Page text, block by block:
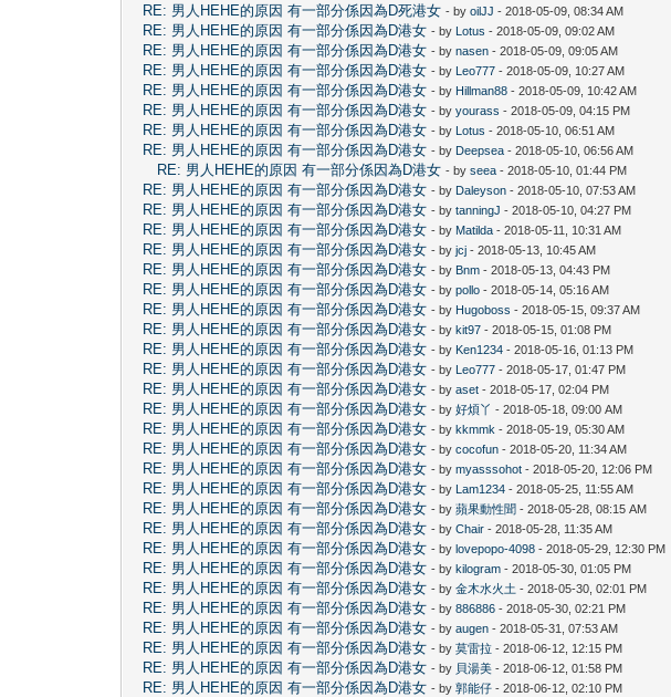
RE: 男人HEHE的原因 有一部分係因為D死港女 - byoilJJ - 2018-05-09, 08:34 AM
RE: 男人HEHE的原因 有一部分係因為D港女 - by Lotus - 2018-05-09, 09:02 AM
RE: 男人HEHE的原因 有一部分係因為D港女 - bynasen - 2018-05-09, 09:05 AM
RE: 男人HEHE的原因 有一部分係因為D港女 - by Leo777 - 2018-05-09, 10:27 AM
RE: 男人HEHE的原因 有一部分係因為D港女 - by Hillman88 - 2018-05-09, 10:42 AM
RE: 男人HEHE的原因 有一部分係因為D港女 - byyourass - 2018-05-09, 04:15 PM
RE: 男人HEHE的原因 有一部分係因為D港女 - by Lotus - 2018-05-10, 06:51 AM
RE: 男人HEHE的原因 有一部分係因為D港女 - by Deepsea - 2018-05-10, 06:56 AM
RE: 男人HEHE的原因 有一部分係因為D港女 - byseea - 2018-05-10, 01:44 PM
RE: 男人HEHE的原因 有一部分係因為D港女 - by Daleyson - 2018-05-10, 07:53 AM
RE: 男人HEHE的原因 有一部分係因為D港女 - bytanningJ - 2018-05-10, 04:27 PM
RE: 男人HEHE的原因 有一部分係因為D港女 - by Matilda - 2018-05-11, 10:31 AM
RE: 男人HEHE的原因 有一部分係因為D港女 - byjcj - 2018-05-13, 10:45 AM
RE: 男人HEHE的原因 有一部分係因為D港女 - by Bnm - 2018-05-13, 04:43 PM
RE: 男人HEHE的原因 有一部分係因為D港女 - bypollo - 2018-05-14, 05:16 AM
RE: 男人HEHE的原因 有一部分係因為D港女 - by Hugoboss - 2018-05-15, 09:37 AM
RE: 男人HEHE的原因 有一部分係因為D港女 - bykit97 - 2018-05-15, 01:08 PM
RE: 男人HEHE的原因 有一部分係因為D港女 - by Ken1234 - 2018-05-16, 01:13 PM
RE: 男人HEHE的原因 有一部分係因為D港女 - by Leo777 - 2018-05-17, 01:47 PM
RE: 男人HEHE的原因 有一部分係因為D港女 - byaset - 2018-05-17, 02:04 PM
RE: 男人HEHE的原因 有一部分係因為D港女 - by好煩丫 - 2018-05-18, 09:00 AM
RE: 男人HEHE的原因 有一部分係因為D港女 - bykkmmk - 2018-05-19, 05:30 AM
RE: 男人HEHE的原因 有一部分係因為D港女 - bycocofun - 2018-05-20, 11:34 AM
RE: 男人HEHE的原因 有一部分係因為D港女 - bymyasssohot - 2018-05-20, 12:06 PM
RE: 男人HEHE的原因 有一部分係因為D港女 - by Lam1234 - 2018-05-25, 11:55 AM
RE: 男人HEHE的原因 有一部分係因為D港女 - by蘋果動性聞 - 2018-05-28, 08:15 AM
RE: 男人HEHE的原因 有一部分係因為D港女 - byChair - 2018-05-28, 11:35 AM
RE: 男人HEHE的原因 有一部分係因為D港女 - bylovepopo-4098 - 2018-05-29, 12:30 PM
RE: 男人HEHE的原因 有一部分係因為D港女 - bykilogram - 2018-05-30, 01:05 PM
RE: 男人HEHE的原因 有一部分係因為D港女 - by金木水火土 - 2018-05-30, 02:01 PM
RE: 男人HEHE的原因 有一部分係因為D港女 - by886886 - 2018-05-30, 02:21 PM
RE: 男人HEHE的原因 有一部分係因為D港女 - byaugen - 2018-05-31, 07:53 AM
RE: 男人HEHE的原因 有一部分係因為D港女 - by莫雷拉 - 2018-06-12, 12:15 PM
RE: 男人HEHE的原因 有一部分係因為D港女 - by 貝湯美 - 2018-06-12, 01:58 PM
RE: 男人HEHE的原因 有一部分係因為D港女 - by郭能仔 - 2018-06-12, 02:10 PM